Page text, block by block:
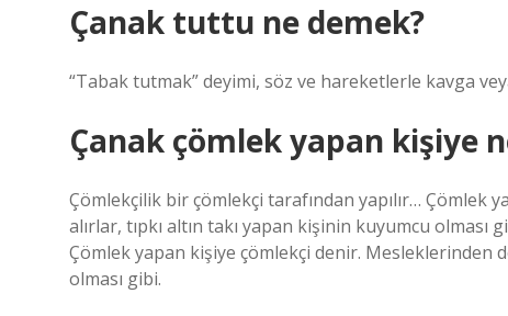
Çanak tuttu ne demek?
“Tabak tutmak” deyimi, söz ve hareketlerle kavga
Çanak çömlek yapan kişiye
Çömlekçilik bir çömlekçi tarafından yapılır… Çömlek
alırlar, tıpkı altın takı yapan kişinin kuyumcu
Çömlek yapan kişiye çömlekçi denir. Mesleklerinden
olması gibi.